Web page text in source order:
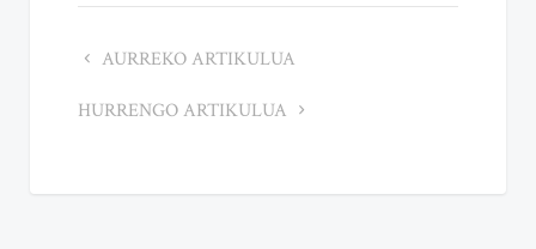
AURREKO ARTIKULUA
HURRENGO ARTIKULUA